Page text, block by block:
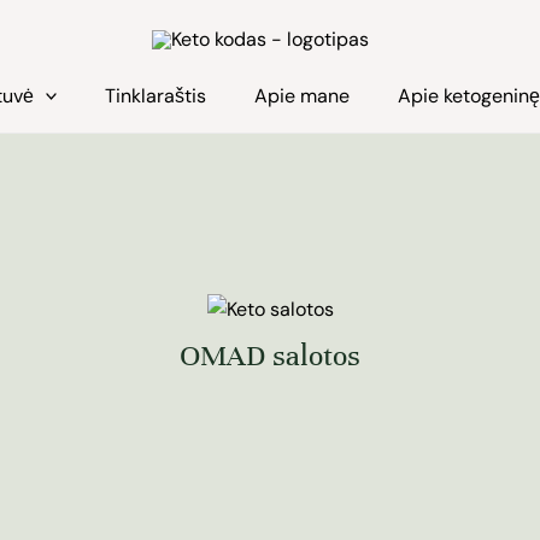
Tinklaraštis Apie mane Apie
OMAD salotos